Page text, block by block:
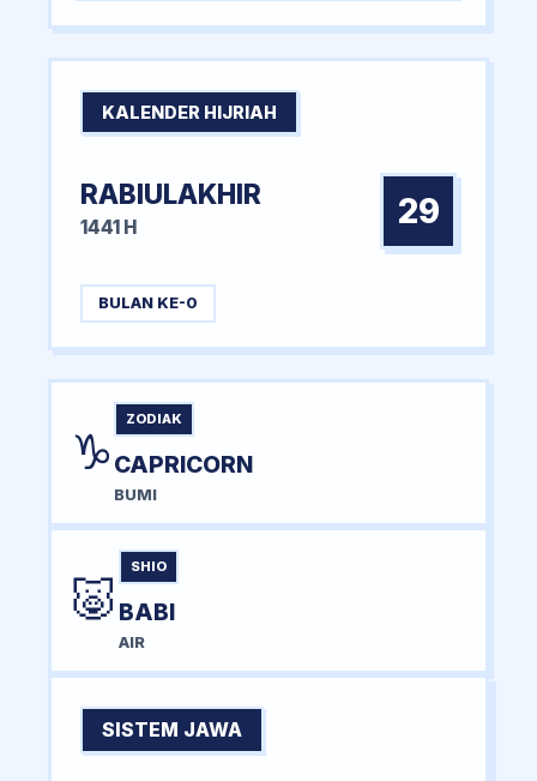
KALENDER HIJRIAH
RABIULAKHIR
1441 H 29
BULAN KE-0
♑
ZODIAK
CAPRICORN
BUMI
🐷
SHIO
BABI
AIR
SISTEM JAWA